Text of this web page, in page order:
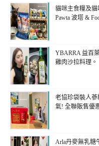
貓咪主食糧及貓
Pawta 波塔 &
YBARRA 益百
雞肉沙拉料理。
老協珍袋裝人
氣! 全聯販售優
Arla丹麥無乳糖